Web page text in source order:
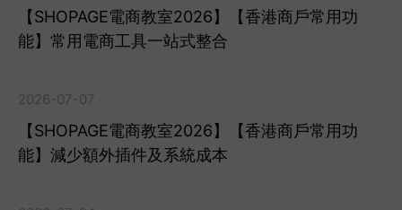
【SHOPAGE電商教室2026】【香港商戶常用功
能】常用電商工具一站式整合
2026-07-07
【SHOPAGE電商教室2026】【香港商戶常用功
能】減少額外插件及系統成本